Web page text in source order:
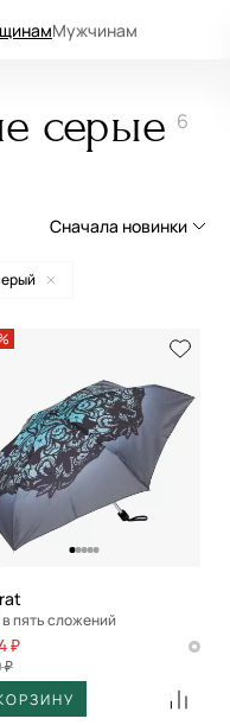
Мужчинам
серые 6
Сначала новинки
новинки
популярные
По убыванию цены
размеру скидки
скорости доставки
в пять сложений
₽
₽